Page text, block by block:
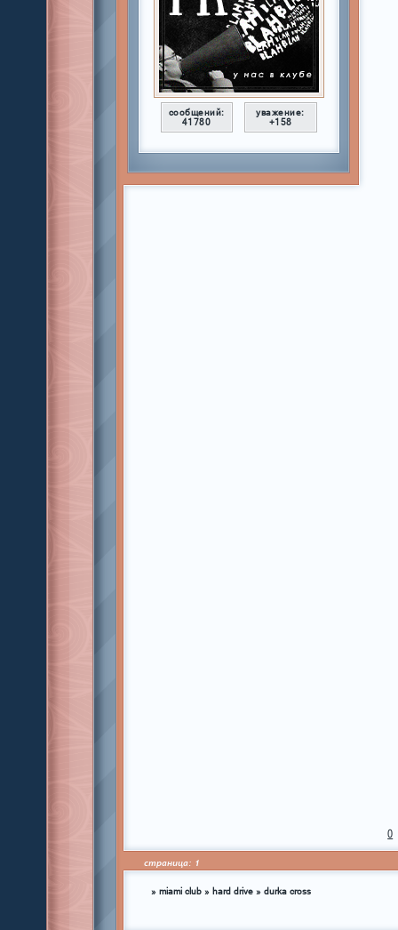
сообщений:
41780
уважение:
+158
0
страница: 1
» miami club » hard drive » durka cross